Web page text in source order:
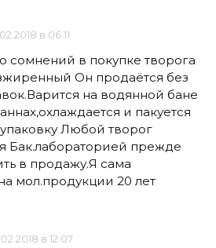
в 06:11
сомнений в покупке творога
Он продаётся без
на водянной бане
и пакуется
Любой творог
Бак.лабораторией прежде
в продажу.Я сама
мол.продукции 20 лет
в 12:07